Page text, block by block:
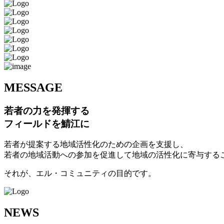
MESSAGE
若者の力を発揮する
フィールドを鯖江に
若者が提案する地域活性化のための企画を支援し、
若者の地域活動への参加を促進して地域の活性化に寄与する
それが、エル・コミュニティの目的です。
NEWS